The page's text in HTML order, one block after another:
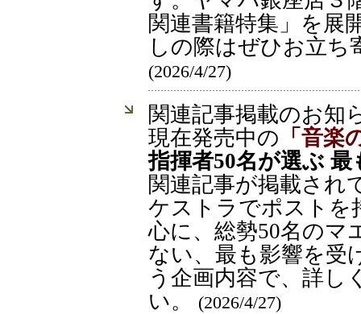
関連書籍特集」を展
しの際はぜひお立ち
(2026/4/27)
関連記事掲載のお知
現在発売中の 「音楽
指揮者50名が選ぶ
関連記事が掲載され
ケストラでポストを
心に、総勢50名のマ
ない、最も影響を受
う企画内容で、詳し
い。
(2026/4/27)